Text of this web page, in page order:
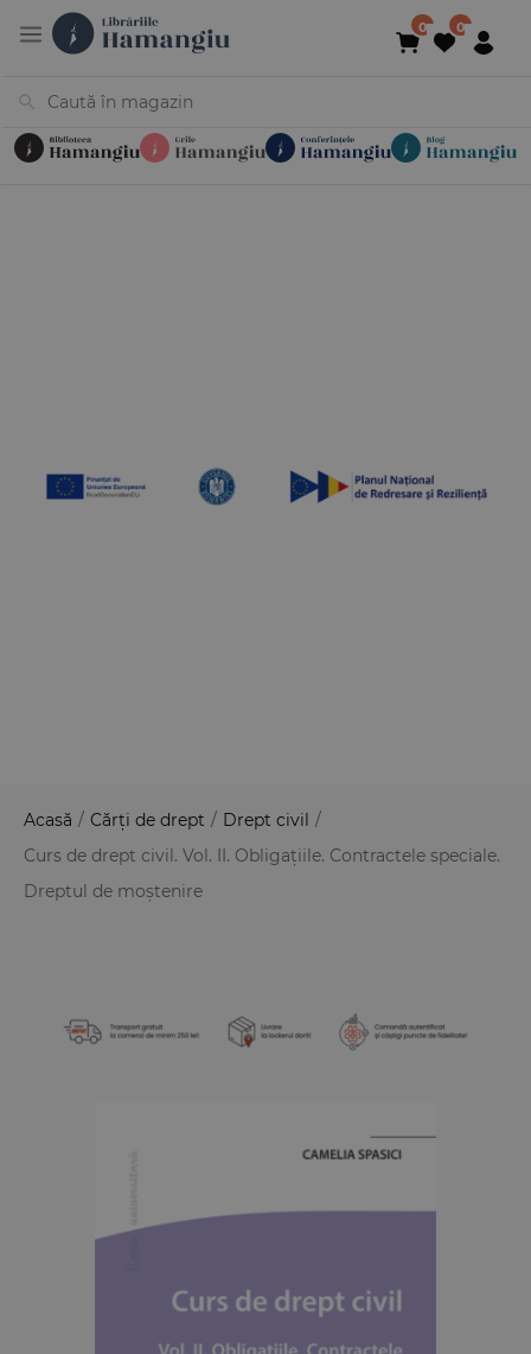
Acasă / Cărți de drept / Drept civil /
Curs de drept civil. Vol. II. Obligațiile. Contractele speciale.
Dreptul de moștenire